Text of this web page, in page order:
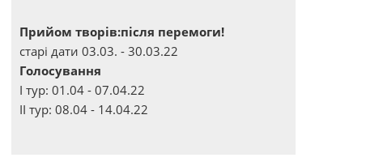
Прийом творів:після перемоги!
старі дати 03.03. - 30.03.22
Голосування
І тур: 01.04 - 07.04.22
ІІ тур: 08.04 - 14.04.22